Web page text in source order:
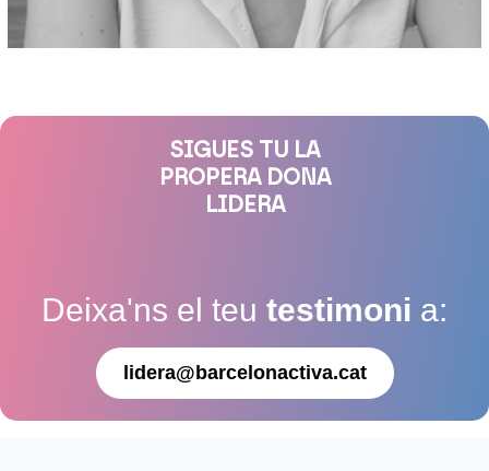
SIGUES TU LA
PROPERA DONA
LIDERA
Deixa'ns el teu testimoni a:
lidera@barcelonactiva.cat